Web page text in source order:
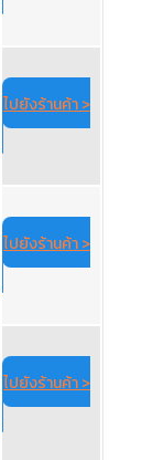
ไปยังร้านค้า >
ไปยังร้านค้า >
ไปยังร้านค้า >